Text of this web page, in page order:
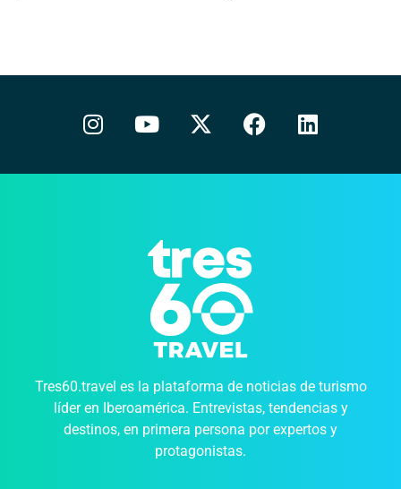
Tres60.travel es la plataforma de noticias de turismo
líder en Iberoamérica. Entrevistas, tendencias y
destinos, en primera persona por expertos y
protagonistas.